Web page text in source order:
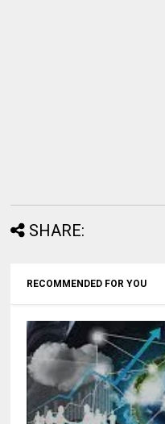
SHARE:
RECOMMENDED FOR YOU